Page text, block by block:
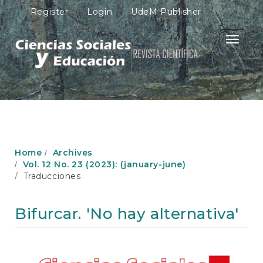
M
a
i
n
N
a
v
i
g
n
M
C
Register Login UdeM Publisher
Toggle
Home
Archives
Vol. 12 No. 23 (2023): (january-june)
Traducciones
Bifurcar. 'No hay alternativa'